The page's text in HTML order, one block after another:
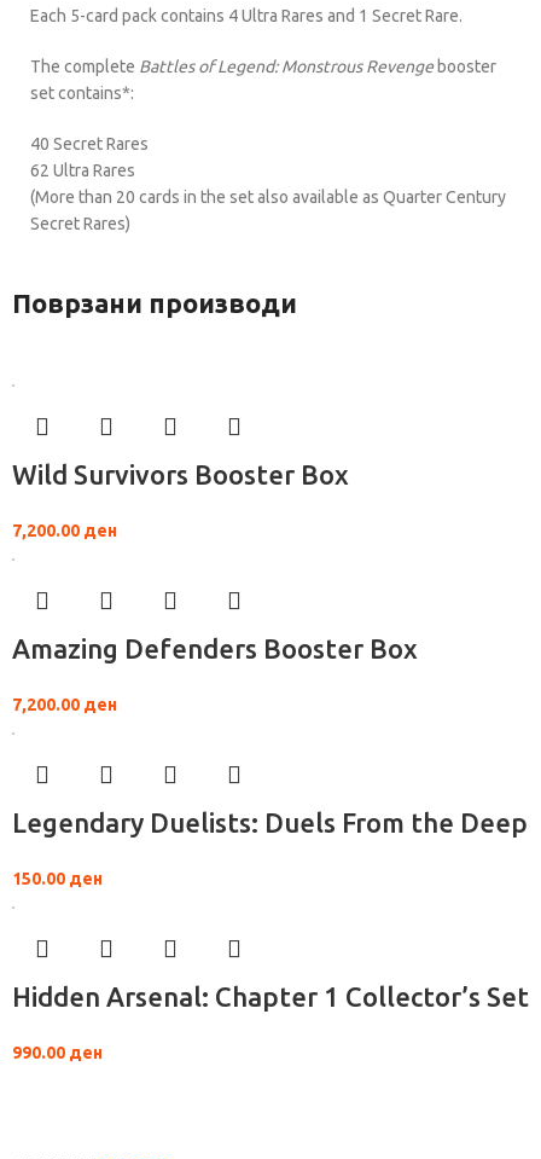
Each 5-card pack contains 4 Ultra Rares and 1 Secret Rare.
The complete Battles of Legend: Monstrous Revengebooster
set contains*:
40 Secret Rares
62 Ultra Rares
(More than 20 cards in the set also available as Quarter Century
Secret Rares)
Поврзани производи
Wild Survivors Booster Box
7,200.00 ден
Amazing Defenders Booster Box
7,200.00 ден
Legendary Duelists: Duels From the Deep
150.00 ден
Hidden Arsenal: Chapter 1 Collector’s Set
990.00 ден